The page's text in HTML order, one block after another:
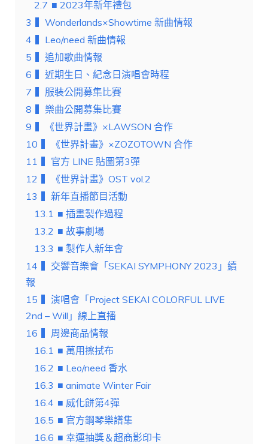
2.7 ■ 2023年新年禮包
3
▍Wonderlands×Showtime 新曲情報
4
▍Leo/need 新曲情報
5
▍追加歌曲情報
6
▍近期生日、紀念日演唱會時程
7
▍服裝公開募集比賽
8
▍樂曲公開募集比賽
9
▍《世界計畫》×LAWSON 合作
10
▍《世界計畫》×ZOZOTOWN 合作
11
▍官方 LINE 貼圖第3彈
12
▍《世界計畫》OST vol.2
13
▍新年直播節目活動
13.1 ■ 插畫製作過程
13.2 ■ 故事劇場
13.3 ■ 製作人新年會
14
▍交響音樂會「SEKAI SYMPHONY 2023」續
報
15
▍演唱會「Project SEKAI COLORFUL LIVE
2nd – Will」線上直播
16
▍周邊商品情報
16.1 ■ 萬用擦拭布
16.2 ■ Leo/need 香水
16.3 ■ animate Winter Fair
16.4 ■ 威化餅第4彈
16.5 ■ 官方鋼琴樂譜集
16.6 ■ 幸運抽獎＆超商影印卡